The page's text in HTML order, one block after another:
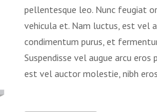
pellentesque leo. Nunc feugiat
vehicula et. Nam luctus, est vel
condimentum purus, et
Suspendisse vel augue arcu
est vel auctor molestie, nibh